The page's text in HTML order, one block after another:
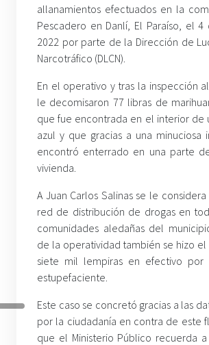
allanamientos efectuados en la
Pescadero en Danlí, El Paraíso, el
2022 por parte de la Dirección de
Narcotráfico (DLCN).
En el operativo y tras la inspección
le decomisaron 77 libras de
que fue encontrada en el interior de
azul y que gracias a una minuciosa
encontró enterrado en una parte
vivienda.
A Juan Carlos Salinas se le
red de distribución de drogas en
comunidades aledañas del
de la operatividad también se hizo
siete mil lempiras en efectivo por
estupefaciente.
Este caso se concretó gracias a las
por la ciudadanía en contra de este
que el Ministerio Público recuerda